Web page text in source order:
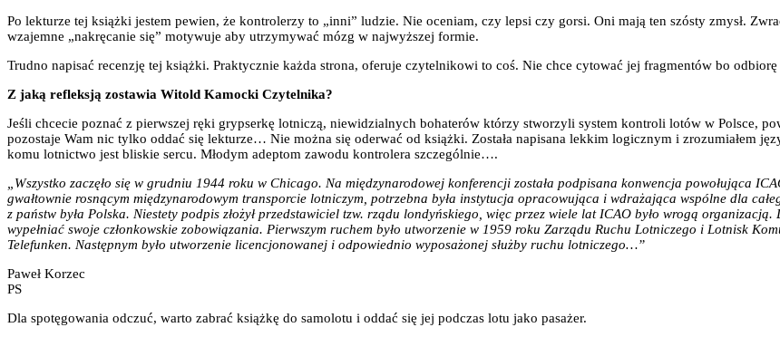
Po lekturze tej książki jestem pewien, że kontrolerzy to „inni” ludzie. Nie oceniam, czy lepsi czy gorsi. Oni mają ten szósty zmysł.
wzajemne „nakręcanie się” motywuje aby utrzymywać mózg w najwyższej formie.
Trudno napisać recenzję tej książki. Praktycznie każda strona, oferuje czytelnikowi to coś. Nie chce cytować jej fragmentów bo
Z jaką refleksją zostawia Witold Kamocki Czytelnika?
Jeśli chcecie poznać z pierwszej ręki grypserkę lotniczą, niewidzialnych bohaterów którzy stworzyli system kontroli lotów w Polsce,
pozostaje Wam nic tylko oddać się lekturze… Nie można się oderwać od książki. Została napisana lekkim logicznym i zrozumiałem
komu lotnictwo jest bliskie sercu. Młodym adeptom zawodu kontrolera szczególnie….
„Wszystko zaczęło się w grudniu 1944 roku w Chicago. Na międzynarodowej konferencji została podpisana konwencja powołująca
gwałtownie rosnącym międzynarodowym transporcie lotniczym, potrzebna była instytucja opracowująca i wdrażająca wspólne dla
z państw była Polska. Niestety podpis złożył przedstawiciel tzw. rządu londyńskiego, więc przez wiele lat ICAO było wrogą
wypełniać swoje członkowskie zobowiązania. Pierwszym ruchem było utworzenie w 1959 roku Zarządu Ruchu Lotniczego i Lotnisk
Telefunken. Następnym było utworzenie licencjonowanej i odpowiednio wyposażonej służby ruchu lotniczego…”
Paweł Korzec
PS
Dla spotęgowania odczuć, warto zabrać książkę do samolotu i oddać się jej podczas lotu jako pasażer.